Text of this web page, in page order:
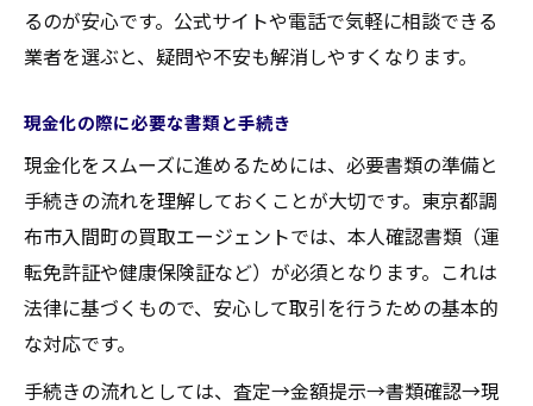
るのが安心です。公式サイトや電話で気軽に相談できる
業者を選ぶと、疑問や不安も解消しやすくなります。
現金化の際に必要な書類と手続き
現金化をスムーズに進めるためには、必要書類の準備と
手続きの流れを理解しておくことが大切です。東京都調
布市入間町の買取エージェントでは、本人確認書類（運
転免許証や健康保険証など）が必須となります。これは
法律に基づくもので、安心して取引を行うための基本的
な対応です。
手続きの流れとしては、査定→金額提示→書類確認→現